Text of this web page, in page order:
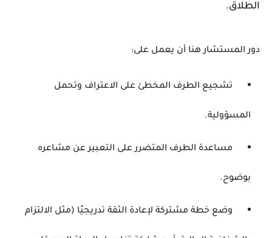
الطلاق.
دور المستشار هنا أن يعمل على:
تشجيع الطرف المخطئ على الاعتراف وتحمل
المسؤولية.
مساعدة الطرف المتضرر على التعبير عن مشاعره
بوضوح.
وضع خطة مشتركة لإعادة الثقة تدريجيًا (مثل الالتزام